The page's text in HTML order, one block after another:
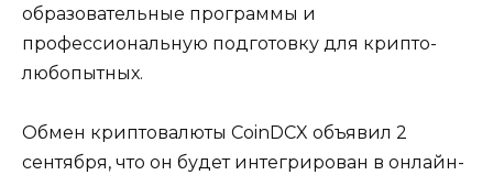
образовательные программы и
профессиональную подготовку для крипто-
любопытных.
Обмен криптовалюты CoinDCX объявил 2
сентября, что он будет интегрирован в онлайн-